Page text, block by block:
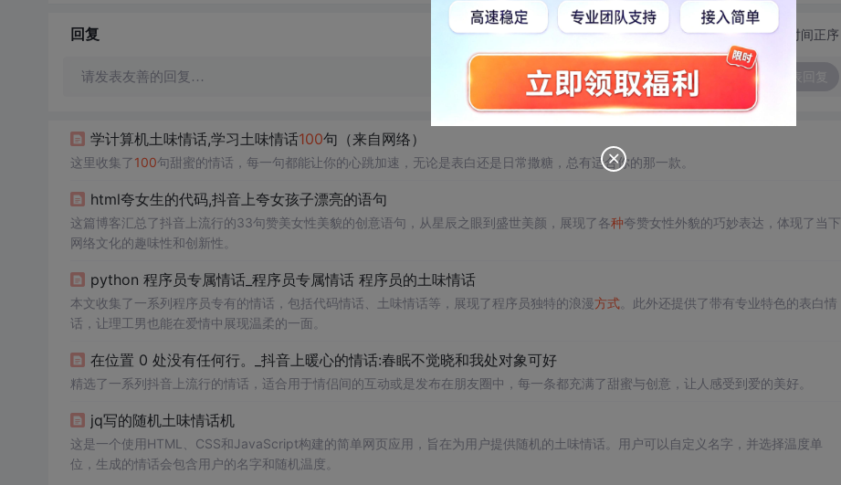
回复 切换为时间正序
请发表友善的回复…
学计算机土味情话,学习土味情话100句（来自网络）
这里收集了100句甜蜜的情话，每一句都能让你的心跳加速，无论是表白还是日常撒糖，总有适合你的那一款。
html夸女生的代码,抖音上夸女孩子漂亮的语句
这篇博客汇总了抖音上流行的33句赞美女性美貌的创意语句，从星辰之眼到盛世美颜，展现了各种夸赞女性外貌的巧妙表达，体现了当下
网络文化的趣味性和创新性。
python 程序员专属情话_程序员专属情话 程序员的土味情话
本文收集了一系列程序员专有的情话，包括代码情话、土味情话等，展现了程序员独特的浪漫方式。此外还提供了带有专业特色的表白情
话，让理工男也能在爱情中展现温柔的一面。
在位置 0 处没有任何行。_抖音上暖心的情话:春眠不觉晓和我处对象可好
精选了一系列抖音上流行的情话，适合用于情侣间的互动或是发布在朋友圈中，每一条都充满了甜蜜与创意，让人感受到爱的美好。
jq写的随机土味情话机
这是一个使用HTML、CSS和JavaScript构建的简单网页应用，旨在为用户提供随机的土味情话。用户可以自定义名字，并选择温度单
位，生成的情话会包含用户的名字和随机温度。